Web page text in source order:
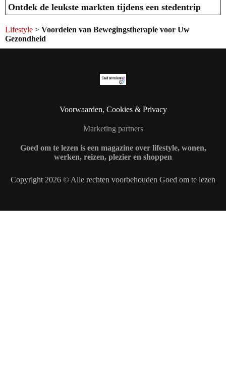
Ontdek de leukste markten tijdens een stedentrip
Lifestyle > Voordelen van Bewegingstherapie voor Uw
Gezondheid
Voorwaarden, Cookies & Privacy
Marketing partners
Goed om te lezen is een magazine over lifestyle, wonen,
werken, reizen, plezier en shoppen
Copyright 2026 © Alle rechten voorbehouden Goed om te lezen